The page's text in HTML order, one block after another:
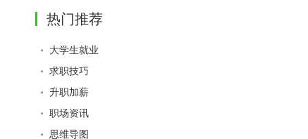
热门推荐
大学生就业
求职技巧
升职加薪
职场资讯
思维导图